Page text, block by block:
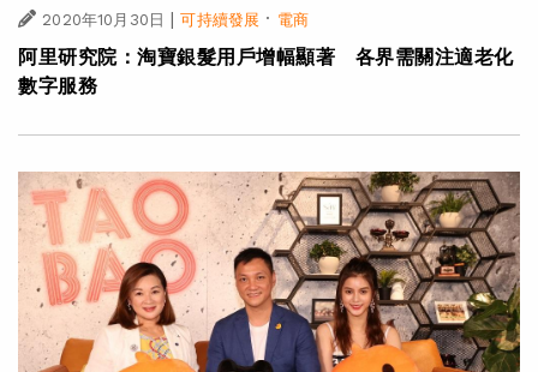
2020年10月30日 | 可持續發展 · 電商
阿里研究院：淘寶銀髮用戶增幅顯著 各界需關注適老化
數字服務